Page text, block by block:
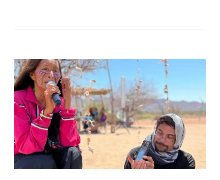
El
Espíritu.
Crónica
De
La
Presentación
Del
Poemario